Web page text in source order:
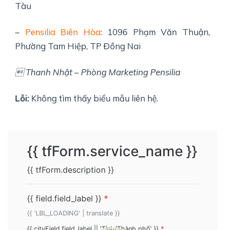
Tàu
– Pensilia Biên Hòa: 1096 Phạm Văn Thuận,
Phường Tam Hiệp, TP Đồng Nai
 Thanh Nhật – Phòng Marketing Pensilia
Lỗi: Không tìm thấy biểu mẫu liên hệ.